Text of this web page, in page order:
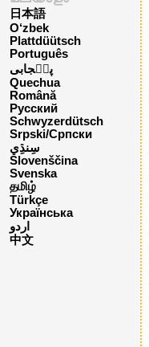
日本語
O‘zbek
Plattdüütsch
Português
پن٘جابی
Quechua
Română
Русский
Schwyzerdütsch
Srpski/Српски
Slovenščina
Svenska
தமிழ்
Türkçe
Українська
اردو
中文